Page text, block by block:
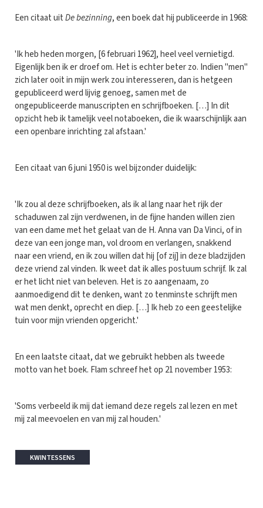
Een citaat uitDe bezinning, een boek dat hij publiceerde in 1968:
'Ik heb heden morgen, [6 februari 1962], heel veel vernietigd.
Eigenlijk ben ik er droef om. Het is echter beter zo. Indien "men"
zich later ooit in mijn werk zou interesseren, dan is hetgeen
gepubliceerd werd lijvig genoeg, samen met de
ongepubliceerde manuscripten en schrijfboeken. […] In dit
opzicht heb ik tamelijk veel notaboeken, die ik waarschijnlijk aan
een openbare inrichting zal afstaan.'
Een citaat van 6 juni 1950 is wel bijzonder duidelijk:
'Ik zou al deze schrijfboeken, als ik al lang naar het rijk der
schaduwen zal zijn verdwenen, in de fijne handen willen zien
van een dame met het gelaat van de H. Anna van Da Vinci, of in
deze van een jonge man, vol droom en verlangen, snakkend
naar een vriend, en ik zou willen dat hij [of zij] in deze bladzijden
deze vriend zal vinden. Ik weet dat ik alles postuum schrijf. Ik zal
er het licht niet van beleven. Het is zo aangenaam, zo
aanmoedigend dit te denken, want zo tenminste schrijft men
wat men denkt, oprecht en diep. […] Ik heb zo een geestelijke
tuin voor mijn vrienden opgericht.'
En een laatste citaat, dat we gebruikt hebben als tweede
motto van het boek. Flam schreef het op 21 november 1953:
'Soms verbeeld ik mij dat iemand deze regels zal lezen en met
mij zal meevoelen en van mij zal houden.'
KWINTESSENS